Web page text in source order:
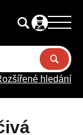
hledání